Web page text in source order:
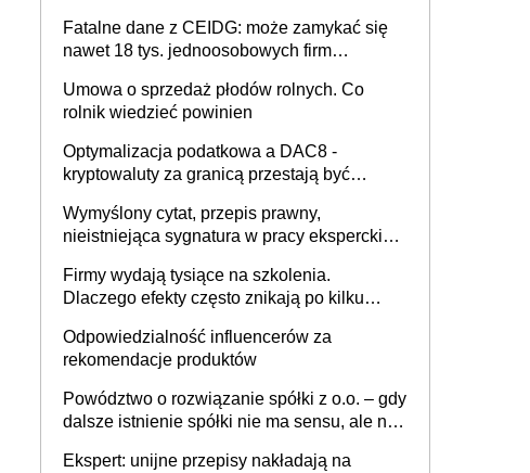
Fatalne dane z CEIDG: może zamykać się
nawet 18 tys. jednoosobowych firm
Umowa o sprzedaż płodów rolnych. Co
rolnik wiedzieć powinien
Optymalizacja podatkowa a DAC8 -
kryptowaluty za granicą przestają być
Wymyślony cytat, przepis prawny,
nieistniejąca sygnatura w pracy eksperckiej -
firmie
Firmy wydają tysiące na szkolenia.
Dlaczego efekty często znikają po kilku
Odpowiedzialność influencerów za
rekomendacje produktów
Powództwo o rozwiązanie spółki z o.o. – gdy
dalsze istnienie spółki nie ma sensu, ale nie
Ekspert: unijne przepisy nakładają na